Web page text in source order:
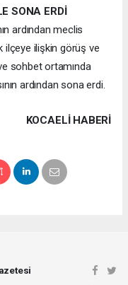
SONA ERDİ
ardından meclis
ilçeye ilişkin görüş ve
sohbet ortamında
ardından sona erdi.
KOCAELI HABERİ